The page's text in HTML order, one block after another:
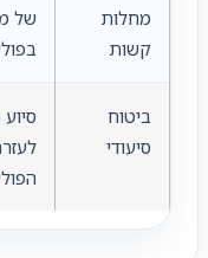
מחלות
קשות
של
ביטוח
סיעודי